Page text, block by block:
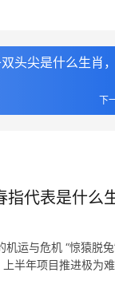
头尖是什么生肖
下
指代表是什么
运与危机 “惊猿脱兔
半年项目推进极为难